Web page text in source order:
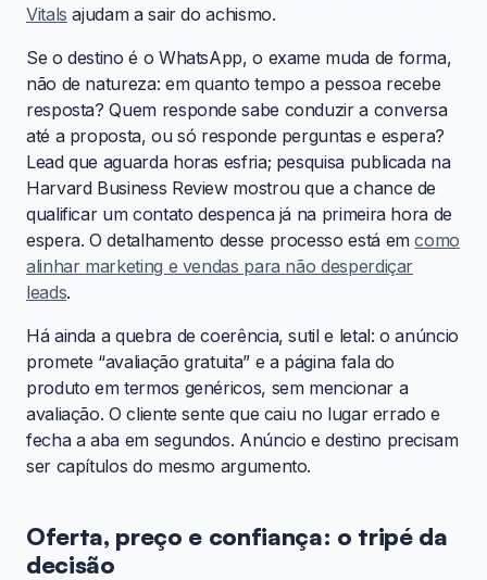
Vitals ajudam a sair do achismo.
Se o destino é o WhatsApp, o exame muda de forma,
não de natureza: em quanto tempo a pessoa recebe
resposta? Quem responde sabe conduzir a conversa
até a proposta, ou só responde perguntas e espera?
Lead que aguarda horas esfria; pesquisa publicada na
Harvard Business Review mostrou que a chance de
qualificar um contato despenca já na primeira hora de
espera. O detalhamento desse processo está emcomo
alinhar marketing e vendas para não desperdiçar
leads.
Há ainda a quebra de coerência, sutil e letal: o anúncio
promete “avaliação gratuita” e a página fala do
produto em termos genéricos, sem mencionar a
avaliação. O cliente sente que caiu no lugar errado e
fecha a aba em segundos. Anúncio e destino precisam
ser capítulos do mesmo argumento.
Oferta, preço e confiança: o tripé da
decisão